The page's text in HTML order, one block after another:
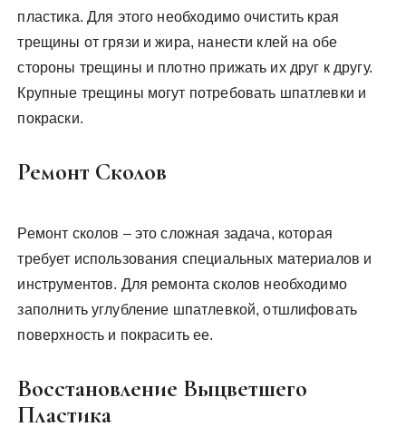
пластика. Для этого необходимо очистить края
трещины от грязи и жира, нанести клей на обе
стороны трещины и плотно прижать их друг к другу.
Крупные трещины могут потребовать шпатлевки и
покраски.
Ремонт Сколов
Ремонт сколов – это сложная задача, которая
требует использования специальных материалов и
инструментов. Для ремонта сколов необходимо
заполнить углубление шпатлевкой, отшлифовать
поверхность и покрасить ее.
Восстановление Выцветшего
Пластика